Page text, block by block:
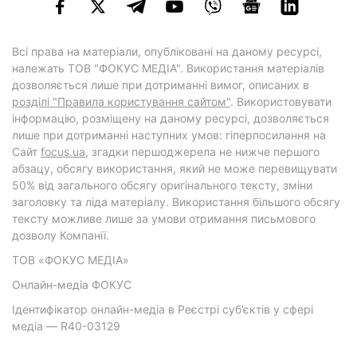
Всі права на матеріали, опубліковані на даному ресурсі,
належать ТОВ "ФОКУС МЕДІА". Використання матеріалів
дозволяється лише при дотриманні вимог, описаних в
розділі "Правила користування сайтом". Використовувати
інформацію, розміщену на даному ресурсі, дозволяється
лише при дотриманні наступних умов: гіперпосилання на
Cайт focus.ua, згадки першоджерела не нижче першого
абзацу, обсягу використання, який не може перевищувати
50% від загального обсягу оригінального тексту, зміни
заголовку та ліда матеріалу. Використання більшого обсягу
тексту можливе лише за умови отримання письмового
дозволу Компанії.
ТОВ «ФОКУС МЕДІА»
Онлайн-медіа ФОКУС
Ідентифікатор онлайн-медіа в Реєстрі суб’єктів у сфері
медіа — R40-03129